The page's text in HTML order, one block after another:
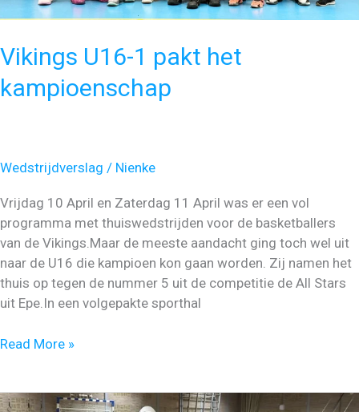
Vikings U16-1 pakt het
kampioenschap
Wedstrijdverslag / Nienke
Vrijdag 10 April en Zaterdag 11 April was er een vol
programma met thuiswedstrijden voor de basketballers
van de Vikings.Maar de meeste aandacht ging toch wel uit
naar de U16 die kampioen kon gaan worden. Zij namen het
thuis op tegen de nummer 5 uit de competitie de All Stars
uit Epe.In een volgepakte sporthal
Vikings
pakt
Read More »